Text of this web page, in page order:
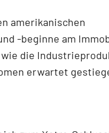
amerikanischen
-beginne am
die
erwartet